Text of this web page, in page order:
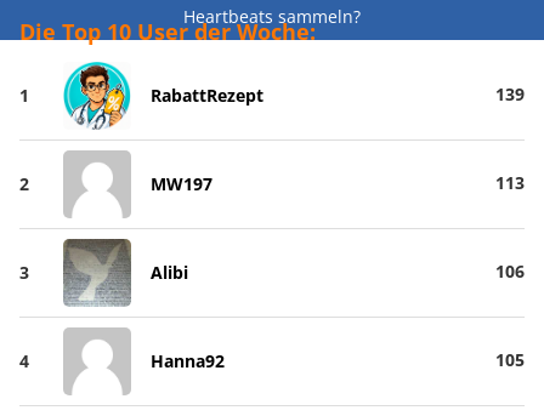
Heartbeats sammeln?
Die Top 10 User der Woche:
1 RabattRezept 139
2 MW197 113
3 Alibi 106
4 Hanna92 105